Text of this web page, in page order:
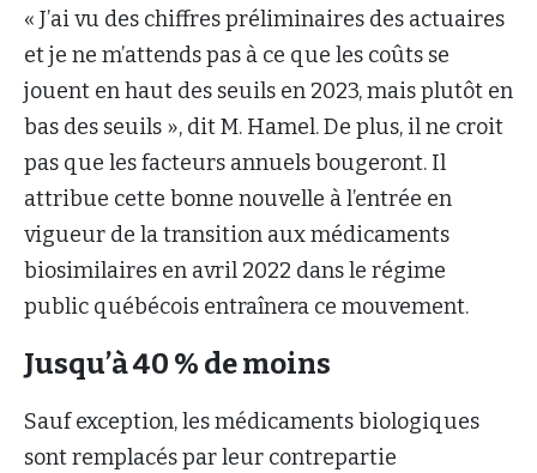
« J’ai vu des chiffres préliminaires des actuaires
et je ne m’attends pas à ce que les coûts se
jouent en haut des seuils en 2023, mais plutôt en
bas des seuils », dit M. Hamel. De plus, il ne croit
pas que les facteurs annuels bougeront. Il
attribue cette bonne nouvelle à l’entrée en
vigueur de la transition aux médicaments
biosimilaires en avril 2022 dans le régime
public québécois entraînera ce mouvement.
Jusqu’à 40 % de moins
Sauf exception, les médicaments biologiques
sont remplacés par leur contrepartie